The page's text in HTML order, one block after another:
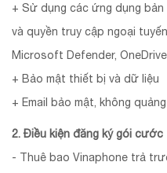
+ Sử dụng các ứng dụng
và quyền truy cập ngoại
Microsoft Defender,
+ Bảo mật thiết bị và dữ liệu
+ Email bảo mật, không
2. Điều kiện đăng ký gói cước
- Thuê bao Vinaphone trả